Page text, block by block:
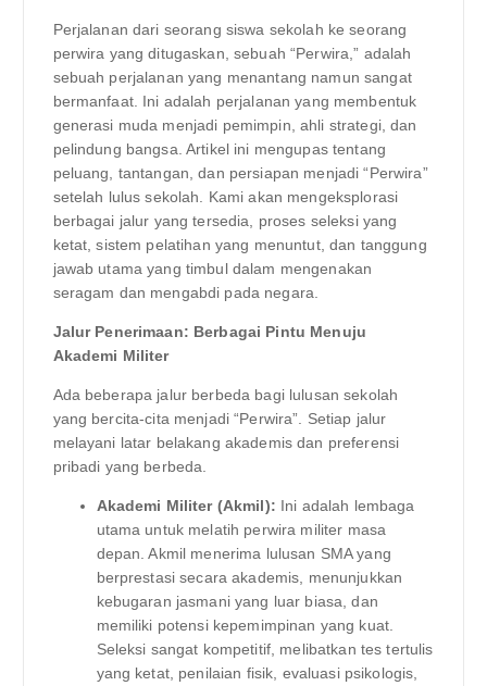
Perjalanan dari seorang siswa sekolah ke seorang
perwira yang ditugaskan, sebuah “Perwira,” adalah
sebuah perjalanan yang menantang namun sangat
bermanfaat. Ini adalah perjalanan yang membentuk
generasi muda menjadi pemimpin, ahli strategi, dan
pelindung bangsa. Artikel ini mengupas tentang
peluang, tantangan, dan persiapan menjadi “Perwira”
setelah lulus sekolah. Kami akan mengeksplorasi
berbagai jalur yang tersedia, proses seleksi yang
ketat, sistem pelatihan yang menuntut, dan tanggung
jawab utama yang timbul dalam mengenakan
seragam dan mengabdi pada negara.
Jalur Penerimaan: Berbagai Pintu Menuju
Akademi Militer
Ada beberapa jalur berbeda bagi lulusan sekolah
yang bercita-cita menjadi “Perwira”. Setiap jalur
melayani latar belakang akademis dan preferensi
pribadi yang berbeda.
Akademi Militer (Akmil): Ini adalah lembaga
utama untuk melatih perwira militer masa
depan. Akmil menerima lulusan SMA yang
berprestasi secara akademis, menunjukkan
kebugaran jasmani yang luar biasa, dan
memiliki potensi kepemimpinan yang kuat.
Seleksi sangat kompetitif, melibatkan tes tertulis
yang ketat, penilaian fisik, evaluasi psikologis,